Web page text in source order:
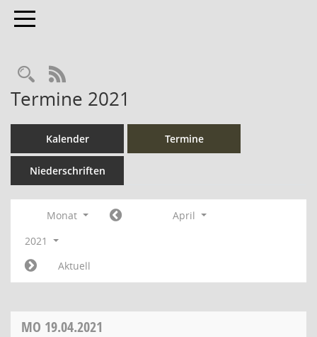
Toggle navigation
Rechercheauswahl
RSS-Feed
Termine 2021
Kalender Termine
Niederschriften
Monat
April
2021
Aktuell
MO 19.04.2021